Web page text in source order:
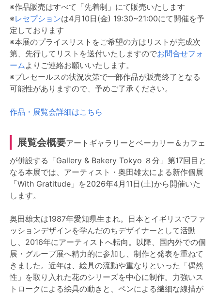
※作品販売はすべて「先着制」にて販売いたします
※レセプションは4月10日(金) 19:30~21:00にて開催を予
定しております
※本展のプライスリストをご希望の方はリストが完成次
第、先行してリストを送付いたしますのでお問合せフォ
ーム よりご連絡お願いいたします。
※プレセールスの状況次第で一部作品が販売終了となる
可能性がありますので、予めご了承ください。
作品・展覧会詳細はこちら
展覧会概要アートギャラリーとベーカリー＆カフェ
が併設する「Gallery & Bakery Tokyo ８分」第17回目と
なる本展では、アーティスト・奥田雄太による新作個展
「With Gratitude」を2026年4月11日(土)から開催いた
します。
奥田雄太は1987年愛知県生まれ。日本とイギリスでファ
ッションデザインを学んだのちデザイナーとして活動
し、2016年にアーティストへ転向。以降、国内外での個
展・グループ展へ精力的に参加し、制作と発表を重ねて
きました。近年は、絵具の流動や重なりといった「偶然
性」を取り入れた花のシリーズを中心に制作。力強いス
トロークによる絵具の動きと、ペンによる繊細な線描が